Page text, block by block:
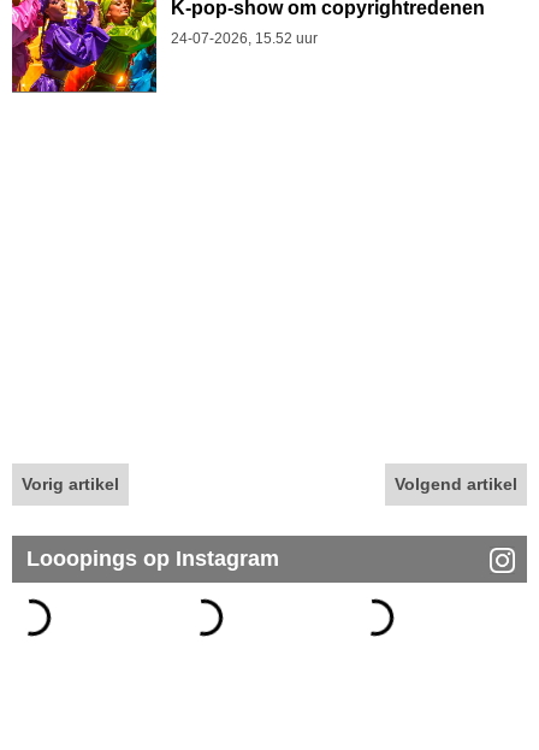
K-pop-show om copyrightredenen
24-07-2026, 15.52 uur
Vorig artikel Volgend artikel
Looopings op Instagram